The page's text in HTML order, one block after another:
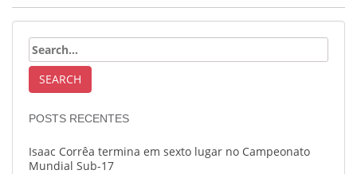
POSTS RECENTES
Isaac Corrêa termina em sexto lugar no Campeonato
Mundial Sub-17